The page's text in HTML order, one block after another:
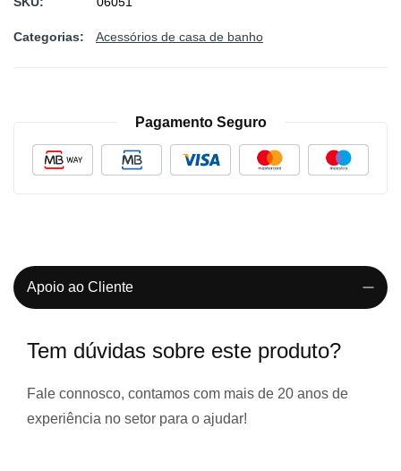
Categorias: Acessórios de casa de banho
Pagamento Seguro
Apoio ao Cliente
Tem dúvidas sobre este produto?
Fale connosco, contamos com mais de 20 anos de
experiência no setor para o ajudar!